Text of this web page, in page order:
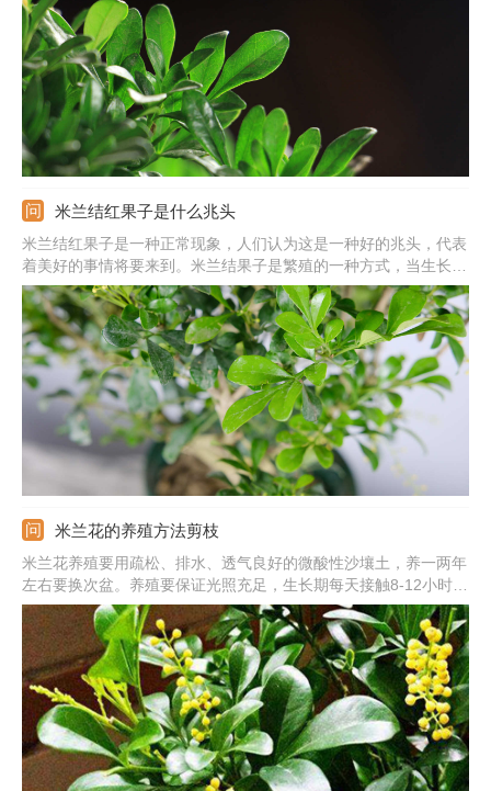
会黄叶落叶，需保证过冬温度在5℃以上。
米兰结红果子是什么兆头
米兰结红果子是一种正常现象，人们认为这是一种好的兆头，代表
着美好的事情将要来到。米兰结果子是繁殖的一种方式，当生长环
境适宜它生长时，它就会结果。果实为近球形，成熟后可采收播
种。要想让米兰生长旺盛，需要做好修剪工作，生长期每月适当施
肥，并保证充足的光照。
米兰花的养殖方法剪枝
米兰花养殖要用疏松、排水、透气良好的微酸性沙壤土，养一两年
左右要换次盆。养殖要保证光照充足，生长期每天接触8-12小时的
阳光，可养在阳台或向阳的窗台。它喜温暖，温度适宜范围在
20℃-35℃之间。生长期保持盆土湿润，浇水要及时，保证有充足
的肥料，薄肥勤施。定期修剪枝条，促使株型旺盛、丰满。